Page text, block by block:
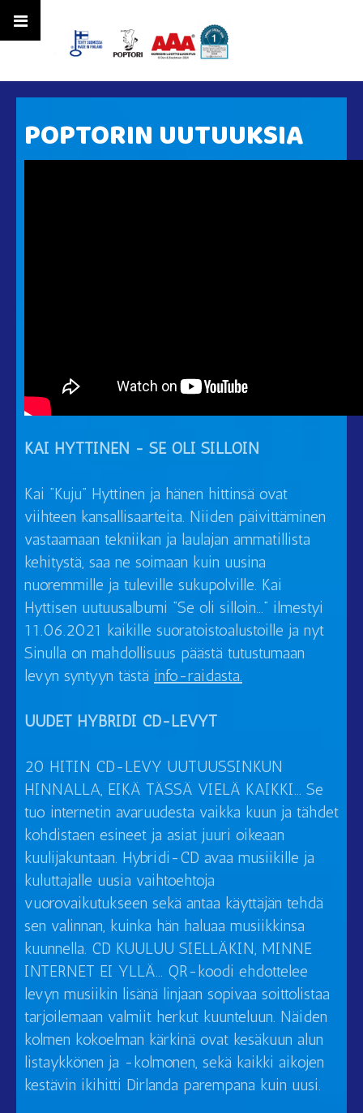
POPTORIN UUTUUKSIA
KAI HYTTINEN - SE OLI SILLOIN
Kai ”Kuju” Hyttinen ja hänen hittinsä ovat
viihteen kansallisaarteita. Niiden päivittäminen
vastaamaan tekniikan ja laulajan ammatillista
kehitystä, saa ne soimaan kuin uusina
nuoremmille ja tuleville sukupolville. Kai
Hyttisen uutuusalbumi ”Se oli silloin…” ilmestyi
11.06.2021 kaikille suoratoistoalustoille ja nyt
Sinulla on mahdollisuus päästä tutustumaan
levyn syntyyn tästä info-raidasta.
UUDET HYBRIDI CD-LEVYT
20 HITIN CD-LEVY UUTUUSSINKUN
HINNALLA, EIKÄ TÄSSÄ VIELÄ KAIKKI… Se
tuo internetin avaruudesta vaikka kuun ja tähdet
kohdistaen esineet ja asiat juuri oikeaan
kuulijakuntaan. Hybridi-CD avaa musiikille ja
kuluttajalle uusia vaihtoehtoja
vuorovaikutukseen sekä antaa käyttäjän tehdä
sen valinnan, kuinka hän haluaa musiikkinsa
kuunnella. CD KUULUU SIELLÄKIN, MINNE
INTERNET EI YLLÄ… QR-koodi ehdottelee
levyn musiikin lisänä linjaan sopivaa soittolistaa
tarjoilemaan valmiit herkut kuunteluun. Näiden
kolmen kokoelman kärkinä ovat kesäkuun alun
listaykkönen ja -kolmonen, sekä kaikki aikojen
kestävin ikihitti Dirlanda parempana kuin uusi.